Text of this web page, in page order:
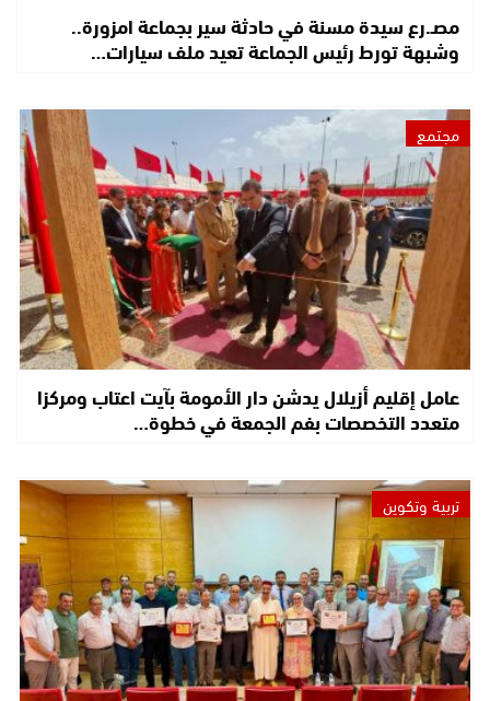
مصـ.رع سيدة مسنة في حادثة سير بجماعة امزورة..
وشبهة تورط رئيس الجماعة تعيد ملف سيارات…
مجتمع
عامل إقليم أزيلال يدشن دار الأمومة بآيت اعتاب ومركزا
متعدد التخصصات بفم الجمعة في خطوة…
تربية وتكوين